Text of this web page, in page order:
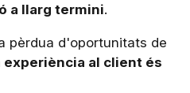
a llarg termini.
pèrdua d'oportunitats de
al client és